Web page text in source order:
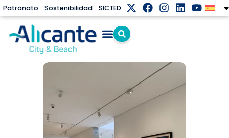
Patronato Sostenibilidad SICTED